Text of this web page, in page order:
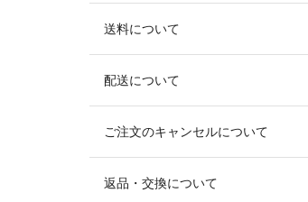
送料について
配送について
ご注文のキャンセルについて
返品・交換について